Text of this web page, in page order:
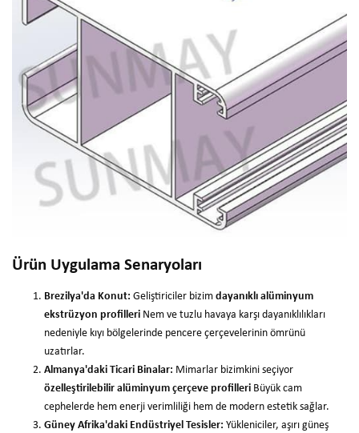
Ürün Uygulama Senaryoları
Brezilya'da Konut: Geliştiriciler bizim dayanıklı alüminyum
ekstrüzyon profilleri Nem ve tuzlu havaya karşı dayanıklılıkları
nedeniyle kıyı bölgelerinde pencere çerçevelerinin ömrünü
uzatırlar.
Almanya'daki Ticari Binalar: Mimarlar bizimkini seçiyor
özelleştirilebilir alüminyum çerçeve profilleri Büyük cam
cephelerde hem enerji verimliliği hem de modern estetik sağlar.
Güney Afrika'daki Endüstriyel Tesisler: Yükleniciler, aşırı güneş